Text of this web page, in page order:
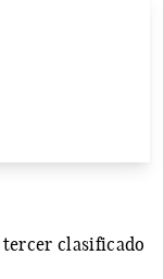
tercer clasificado